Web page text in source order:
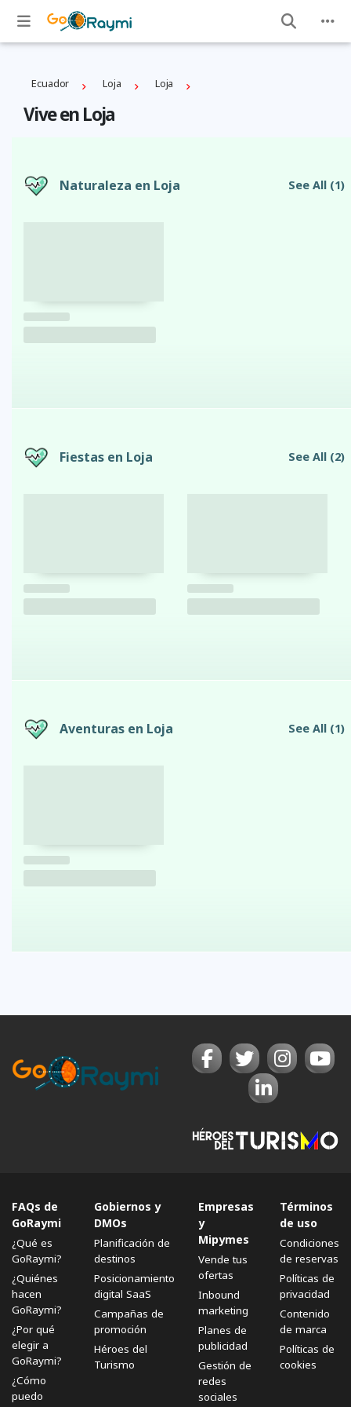
Ecuador Loja Loja
Vive en Loja
Naturaleza en Loja See All (1)
Fiestas en Loja See All (2)
Aventuras en Loja See All (1)
FAQs de
GoRaymi
¿Qué es
GoRaymi?
¿Quiénes
hacen
GoRaymi?
¿Por qué
elegir a
GoRaymi?
¿Cómo
puedo
Gobiernos y
DMOs
Planificación de
destinos
Posicionamiento
digital SaaS
Campañas de
promoción
Héroes del
Turismo
Empresas
y
Mipymes
Vende tus
ofertas
Inbound
marketing
Planes de
publicidad
Gestión de
redes
sociales
Términos
de uso
Condiciones
de reservas
Políticas de
privacidad
Contenido
de marca
Políticas de
cookies